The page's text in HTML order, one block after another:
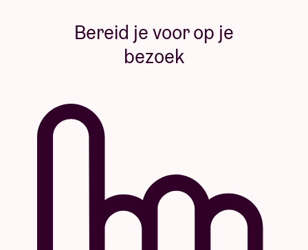
Bereid je voor op je
bezoek